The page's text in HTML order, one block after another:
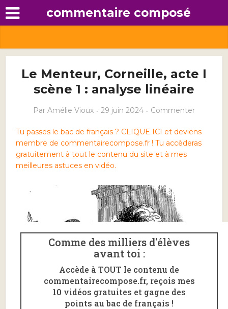
commentaire composé
Le Menteur, Corneille, acte I
scène 1 : analyse linéaire
Par Amélie Vioux 29 juin 2024 Commenter
Tu passes le bac de français ? CLIQUE ICI et deviens
membre de commentairecompose.fr ! Tu accèderas
gratuitement à tout le contenu du site et à mes
meilleures astuces en vidéo.
Comme des milliers d'élèves
avant toi :
Accède à TOUT le contenu de
commentairecompose.fr, reçois mes
10 vidéos gratuites et gagne des
points au bac de français !